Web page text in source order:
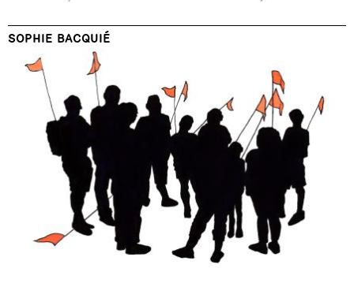
SOPHIE BACQUIÉ